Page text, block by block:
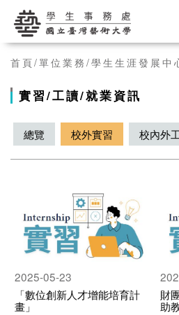
學生事務處
首頁 單位業務 學生生涯發展中
實習/工讀/就業資訊
總覽 校外實習 校內外
2025-05-23
「數位創新人才增能培育計
畫」
財
助